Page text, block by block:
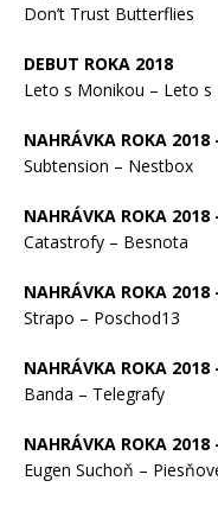
Don’t Trust
DEBUT ROKA 2018
Leto s Monikou – Leto s
NAHRÁVKA ROKA 2018
Subtension – Nestbox
NAHRÁVKA ROKA 2018
Catastrofy – Besnota
NAHRÁVKA ROKA 2018
Strapo – Poschod13
NAHRÁVKA ROKA 2018
Banda – Telegrafy
NAHRÁVKA ROKA 2018
Eugen Suchoň –